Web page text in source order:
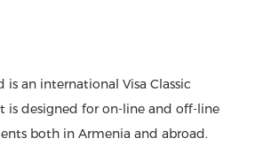
is an international Visa Classic
is designed for on-line and off-line
both in Armenia and abroad.